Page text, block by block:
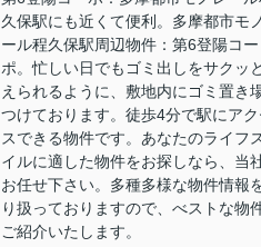
久保駅にも近くて便利。多摩都市モ
ール程久保駅周辺物件：第6登陽コー
ポ。忙しい日でもゴミ出しをサクッ
えられるように、敷地内にゴミ置き
つけております。徒歩4分で駅にア
スできる物件です。あなたのライフ
イルに適した物件をお探しなら、当
お任せ下さい。多種多様な物件情報
り扱っておりますので、べストな物
ご紹介いたします。